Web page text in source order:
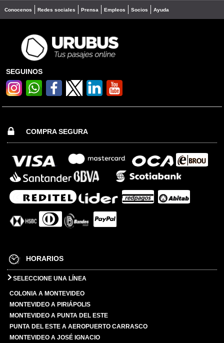
Conocenos Redes sociales Prensa Empleos Socios Ayuda
SEGUINOS
COMPRA SEGURA
HORARIOS
SELECCIONE UNA LÍNEA
COLONIA A MONTEVIDEO
MONTEVIDEO A PIRIÁPOLIS
MONTEVIDEO A PUNTA DEL ESTE
PUNTA DEL ESTE A AEROPUERTO CARRASCO
MONTEVIDEO A JOSÉ IGNACIO